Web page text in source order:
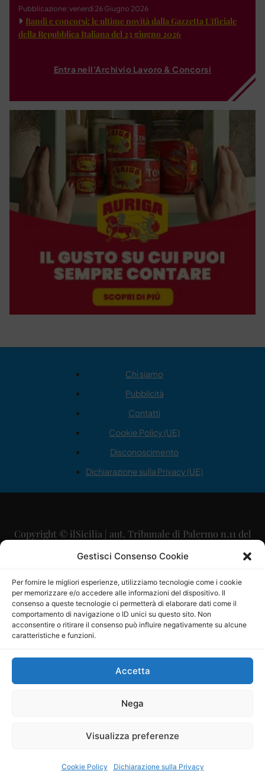
Gestisci Consenso Cookie
Per fornire le migliori esperienze, utilizziamo tecnologie come i cookie
per memorizzare e/o accedere alle informazioni del dispositivo. Il
consenso a queste tecnologie ci permetterà di elaborare dati come il
comportamento di navigazione o ID unici su questo sito. Non
acconsentire o ritirare il consenso può influire negativamente su alcune
caratteristiche e funzioni.
Accetta
Nega
Visualizza preferenze
Cookie Policy Dichiarazione sulla Privacy
Pubblicazione: venerdì 26 Giugno 2026
Bandi e concorsi: le ultime novità dalla Gazzetta Ufficiale
della Repubblica Italiana del 23 giugno 2026
Entra nell'Archivio Lavoro & Concorsi
Chi siamo
Pubblicità
Contatti
Cookie Policy (UE)
Disconoscimento
Dichiarazione sulla Privacy (UE)
Copyright © ilSicilia | aut. Tribunale di Palermo n.11 del
29/09/2015
Direttore Editoriale: Maurizio Scaglione
Direttore Responsabile: Maria Calabrese
P.IVA: 06334930820
Mercurio Comunicazione Società Cooperativa a r.l. è
iscritta al Registro degli Operatori di Comunicazione al
Sito gestito daLa Digitale srl–info@ladigitale.it